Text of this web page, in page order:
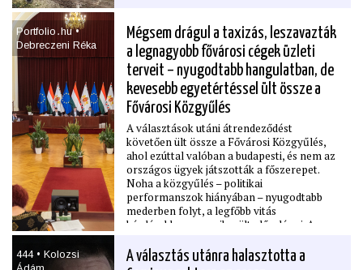
Válasz Online-nak azt mondja: ismét
feljelentést tesz szándékos
műemlékrombolás, valamint – az
engedélyeket kiadó hivatalnok ellen –
hivatali visszaélés bűncselekménye miatt.
Portfolio․hu •
Debreczeni Réka
Mégsem drágul a taxizás, leszavazták
a legnagyobb fővárosi cégek üzleti
terveit – nyugodtabb hangulatban, de
kevesebb egyetértéssel ült össze a
Fővárosi Közgyűlés
A választások utáni átrendeződést
követően ült össze a Fővárosi Közgyűlés,
ahol ezúttal valóban a budapesti, és nem az
országos ügyek játszották a főszerepet.
Noha a közgyűlés – politikai
performanszok hiányában – nyugodtabb
mederben folyt, a legfőbb vitás
kérdésekben nem sikerült előrelépni. A
27 százalékos emelését célzó, korábban
nagy port kavaró javaslatot, és a
444 • Kolozsi
A választás utánra halasztotta a